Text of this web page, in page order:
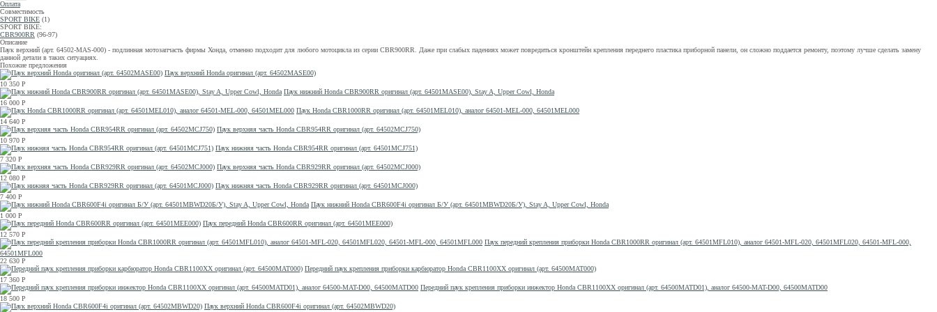
Оплата
Совместимость
SPORT BIKE (1)
SPORT BIKE:
CBR900RR (96-97)
Описание
Паук верхний (арт. 64502-MAS-000) - подлинная мотозапчасть фирмы Хонда, отменно подходит для любого мотоцикла из серии CBR900RR. Даже при слабых падениях может повредиться кронштейн крепления переднего пластика приборной панели, он сложно поддается ремонту, поэтому лучше сделать замену
данной детали в таких ситуациях.
Похожие предложения
Паук верхний Honda оригинал (арт. 64502MASE00)
10 350 Р
Паук нижний Honda CBR900RR оригинал (арт. 64501MASE00), Stay A, Upper Cowl, Honda
16 000 Р
Паук Honda CBR1000RR оригинал (арт. 64501MEL010), аналог 64501-MEL-000, 64501MEL000
14 640 Р
Паук верхняя часть Honda CBR954RR оригинал (арт. 64502MCJ750)
10 970 Р
Паук нижняя часть Honda CBR954RR оригинал (арт. 64501MCJ751)
7 320 Р
Паук верхняя часть Honda CBR929RR оригинал (арт. 64502MCJ000)
12 080 Р
Паук нижняя часть Honda CBR929RR оригинал (арт. 64501MCJ000)
7 400 Р
Паук нижний Honda CBR600F4i оригинал Б/У (арт. 64501MBWD20Б/У), Stay A, Upper Cowl, Honda
1 000 Р
Паук передний Honda CBR600RR оригинал (арт. 64501MEE000)
12 570 Р
Паук передний крепления приборки Honda CBR1000RR оригинал (арт. 64501MFL010), аналог 64501-MFL-020, 64501MFL020, 64501-MFL-000,
64501MFL000
22 630 Р
Передний паук крепления приборки карбюратор Honda CBR1100XX оригинал (арт. 64500MAT000)
17 360 Р
Передний паук крепления приборки инжектор Honda CBR1100XX оригинал (арт. 64500MATD01), аналог 64500-MAT-D00, 64500MATD00
18 500 Р
Паук верхний Honda CBR600F4i оригинал (арт. 64502MBWD20)